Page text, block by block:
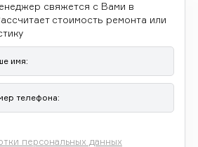
свяжется с Вами в
стоимость ремонта или
персональных данных